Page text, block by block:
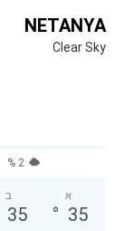
NETANYA
Clear Sky
2 %
א
35
°
ב
35